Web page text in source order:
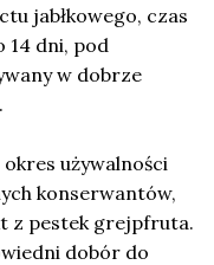
jabłkowego, czas
14 dni, pod
w dobrze
używalności
konserwantów,
z pestek grejpfruta.
dobór do